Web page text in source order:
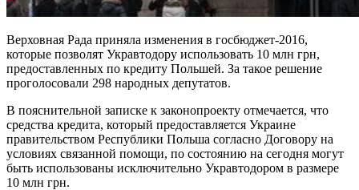
Верховная Рада приняла изменения в госбюджет-2016,
которые позволят Укравтодору использовать 10 млн грн,
предоставленных по кредиту Польшей. За такое решение
проголосовали 298 народных депутатов.
В пояснительной записке к законопроекту отмечается, что
средства кредита, который предоставляется Украине
правительством Республики Польша согласно Договору на
условиях связанной помощи, по состоянию на сегодня могут
быть использованы исключительно Укравтодором в размере
10 млн грн.